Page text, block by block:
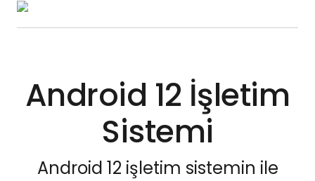
Android 12 İşletim
Sistemi
Android 12 işletim sistemin ile